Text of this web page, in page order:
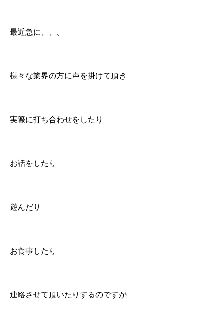
最近急に、、、
様々な業界の方に声を掛けて頂き
実際に打ち合わせをしたり
お話をしたり
遊んだり
お食事したり
連絡させて頂いたりするのですが